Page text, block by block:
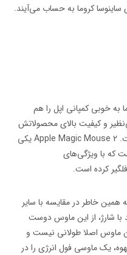
ساینوسا کروما به حساب می‌آیند.
به خوبی کمپانی اپل را هم
و کیفیت بالای محصولاتش
به نامی آشنا در سراسر جهان تبدیل شده است. Apple Magic Mouse 2 یکی
که با ویژگی‌های
کرده است.
خاطر در مقایسه با سایر
شارژ، از این ماوس دوست
ماوس اصلا طولانی نیست و
یک ماوسی فول انرژی را در